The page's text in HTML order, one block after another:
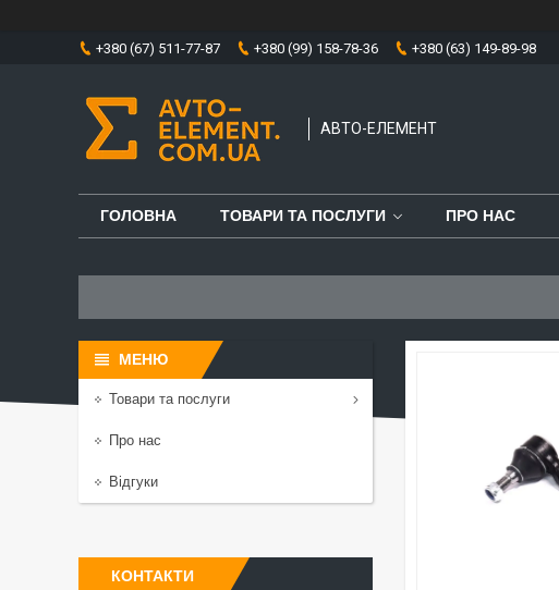
+380 (67) 511-77-87 +380 (99) 158-78-36 +380 (63) 149-89-98
АВТО-ЕЛЕМЕНТ
ГОЛОВНА ТОВАРИ ТА ПОСЛУГИ ПРО НАС
Товари та послуги
Про нас
Відгуки
КОНТАКТИ